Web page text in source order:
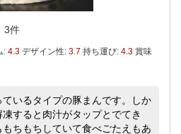
3件
: 4.3 デザイン性: 3.7 持ち運び: 4.3 賞味
ているタイプの豚まんです。しか
凍すると肉汁がタップとでてき
もちもちしていて食べごたえもあ